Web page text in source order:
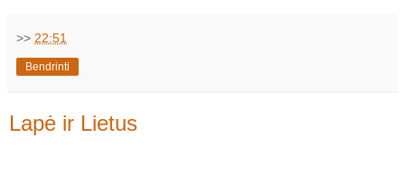
>> 22:51
Bendrinti
Lapė ir Lietus